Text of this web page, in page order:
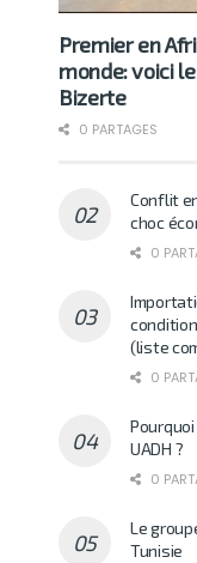
Premier en
monde: voici
Bizerte
0 PARTAGES
Conflit
choc
0
(liste
0
UADH ?
0
Le
Tunisie